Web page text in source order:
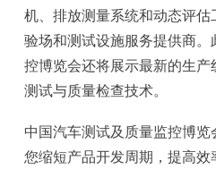
机、排放测量系统和动态评
验场和测试设施服务提供商
控博览会还将展示最新的生
测试与质量检查技术。
中国汽车测试及质量监控博
您缩短产品开发周期，提高效